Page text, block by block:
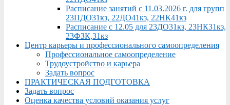
Расписание занятий с 11.03.2026 г. для групп
23ПДО31кз, 22ДО41кз, 22НК41кз
Расписание с 12.05 для 23ДО31кз, 23НК31кз,
23ФЗК,31кз
Центр карьеры и профессионального самоопределения
Профессиональное самоопределение
Трудоустройство и карьера
Задать вопрос
ПРАКТИЧЕСКАЯ ПОДГОТОВКА
Задать вопрос
Оценка качества условий оказания услуг